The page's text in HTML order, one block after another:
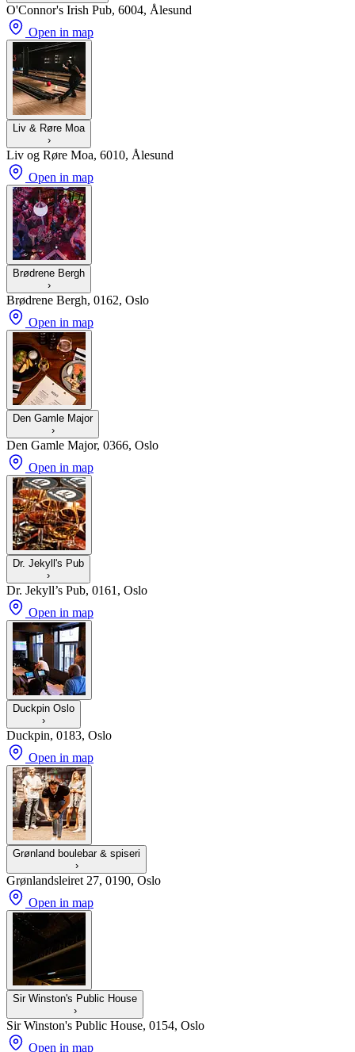
O'Connor's Irish Pub, 6004, Ålesund
Open in map
Liv & Røre Moa
›
Liv og Røre Moa, 6010, Ålesund
Open in map
Brødrene Bergh
›
Brødrene Bergh, 0162, Oslo
Open in map
Den Gamle Major
›
Den Gamle Major, 0366, Oslo
Open in map
Dr. Jekyll's Pub
›
Dr. Jekyll’s Pub, 0161, Oslo
Open in map
Duckpin Oslo
›
Duckpin, 0183, Oslo
Open in map
Grønland boulebar & spiseri
›
Grønlandsleiret 27, 0190, Oslo
Open in map
Sir Winston's Public House
›
Sir Winston's Public House, 0154, Oslo
Open in map